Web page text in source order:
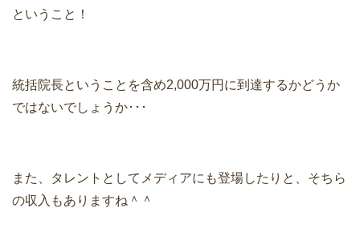
ということ！
統括院長ということを含め2,000万円に到達するかどうか
ではないでしょうか･･･
また、タレントとしてメディアにも登場したりと、そちら
の収入もありますね＾＾